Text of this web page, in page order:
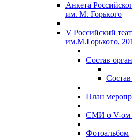
Анкета
им. М. Горького
V Российский
им.М.Горького,
Состав
План
СМИ о V-ом
Фотоальбом